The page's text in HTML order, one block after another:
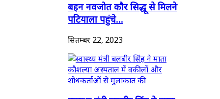
बहन नवजोत कौर सिद्धू से मिलने
पटियाला पहुंचे...
सितम्बर 22, 2023